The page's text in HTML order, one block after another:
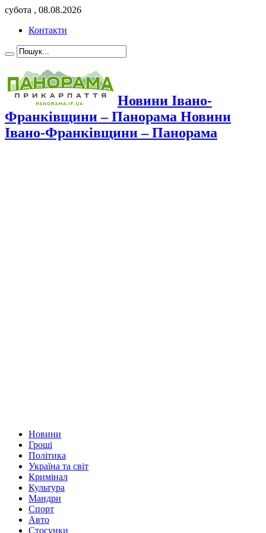
субота , 08.08.2026
Контакти
Новини Івано-
Франківщини – Панорама Новини
Івано-Франківщини – Панорама
Новини
Гроші
Політика
Україна та світ
Кримінал
Культура
Мандри
Спорт
Авто
Стосунки